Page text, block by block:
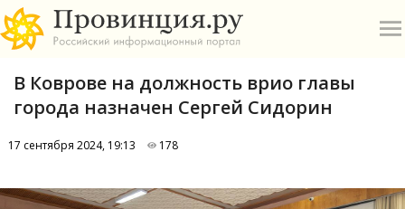
О
В Коврове на должность врио главы
города назначен Сергей Сидорин
17 сентября 2024, 19:13 178